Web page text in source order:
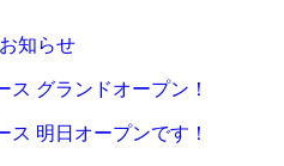
知らせ
ス グランドオープン！
ス 明日オープンです！